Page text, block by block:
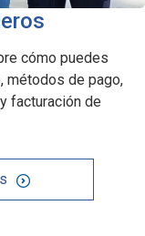
cómo puedes
métodos de pago,
facturación de